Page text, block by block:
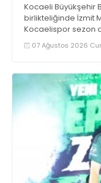
Kocaeli Büyükşehir
birlikteliğinde İzmit
Kocaelispor sezon
Buray, verdiği
07 Ağustos 2026